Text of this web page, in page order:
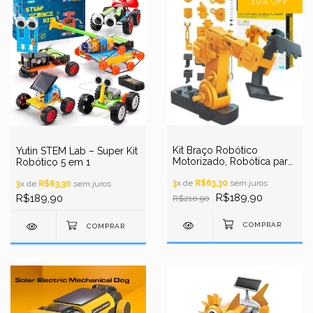
Yutin STEM Lab – Super Kit
Robótico 5 em 1
3x de R$63,30 sem juros
R$189,90
Kit Braço Robótico
Motorizado, Robótica para
3x de R$63,30 sem juros
R$210,90
R$189,90